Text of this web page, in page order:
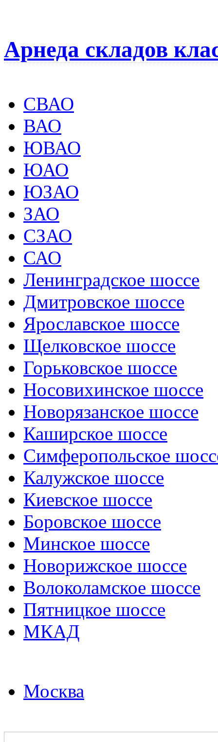
Арнеда складов
СВАО
ВАО
ЮВАО
ЮАО
ЮЗАО
ЗАО
СЗАО
САО
Ленинградское шоссе
Дмитровское шоссе
Ярославское шоссе
Щелковское шоссе
Горьковское шоссе
Носовихинское шоссе
Новорязанское шоссе
Каширское шоссе
Симферопольское
Калужское шоссе
Киевское шоссе
Боровское шоссе
Минское шоссе
Новорижское шоссе
Волоколамское шоссе
Пятницкое шоссе
МКАД
Москва